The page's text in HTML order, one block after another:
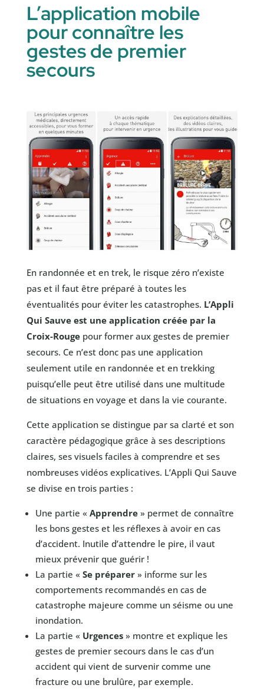
L’application mobile
pour connaître les
gestes de premier
secours
En randonnée et en trek, le risque zéro n’existe
pas et il faut être préparé à toutes les
éventualités pour éviter les catastrophes. L’Appli
Qui Sauve est une application créée par la
Croix-Rougepour former aux gestes de premier
secours. Ce n’est donc pas une application
seulement utile en randonnée et en trekking
puisqu’elle peut être utilisé dans une multitude
de situations en voyage et dans la vie courante.
Cette application se distingue par sa clarté et son
caractère pédagogique grâce à ses descriptions
claires, ses visuels faciles à comprendre et ses
nombreuses vidéos explicatives. L’Appli Qui Sauve
se divise en trois parties :
Une partie « Apprendre» permet de connaître
les bons gestes et les réflexes à avoir en cas
d’accident. Inutile d’attendre le pire, il vaut
mieux prévenir que guérir !
La partie « Se préparer» informe sur les
comportements recommandés en cas de
catastrophe majeure comme un séisme ou une
inondation.
La partie « Urgences» montre et explique les
gestes de premier secours dans le cas d’un
accident qui vient de survenir comme une
fracture ou une brulûre, par exemple.